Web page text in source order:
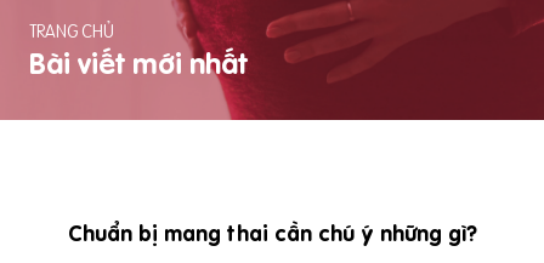
TRANG CHỦ
Bài viết mới nhất
Chuẩn bị mang thai cần chú ý những gì?